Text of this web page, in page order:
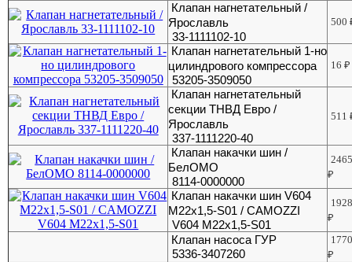
Клапан нагнетательный /
Ярославль
33-1111102-10
500
Клапан нагнетательный 1-но
цилиндрового компрессора
53205-3509050
16₽
Клапан нагнетательный
секции ТНВД Евро /
Ярославль
337-1111220-40
511
Клапан накачки шин /
БелОМО
8114-0000000
₽
Клапан накачки шин V604
М22х1,5-S01 / CAMOZZI
V604 М22х1,5-S01
₽
Клапан насоса ГУР
5336-3407260
₽